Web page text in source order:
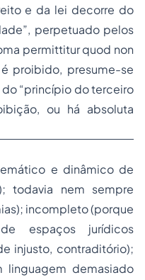
e da lei decorre do
, perpetuado pelos
permittitur quod non
proibido, presume-se
do“princípio do terceiro
ou há absoluta
e dinâmico de
todavia nem sempre
incompleto (porque
espaços jurídicos
injusto, contraditório);
linguagem demasiado